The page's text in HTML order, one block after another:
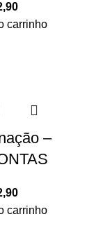
carrinho
–
carrinho